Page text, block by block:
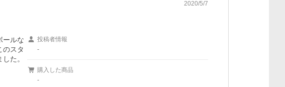
2020/5/7
ールな
のスタ
た。
投稿者情報
-
購入した商品
-